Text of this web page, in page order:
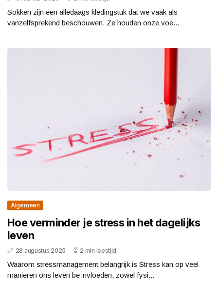
Sokken zijn een alledaags kledingstuk dat we vaak als
vanzelfsprekend beschouwen. Ze houden onze voe...
Algemeen
Hoe verminder je stress in het dagelijks
leven
28 augustus 2025 2 min leestijd
Waarom stressmanagement belangrijk is Stress kan op veel
manieren ons leven beïnvloeden, zowel fysi...